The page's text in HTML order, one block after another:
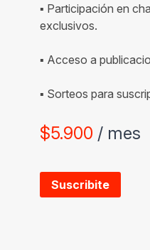
▪ Participación en
exclusivos.
▪ Acceso a
▪ Sorteos para
$5.900 / mes
Suscribite